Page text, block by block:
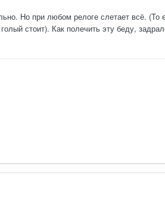
Но при любом релоге слетает всё. (То
стоит). Как полечить эту беду,